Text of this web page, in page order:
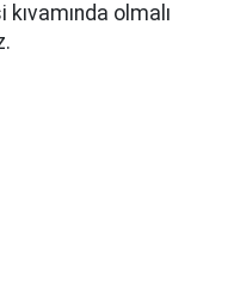
olmalı